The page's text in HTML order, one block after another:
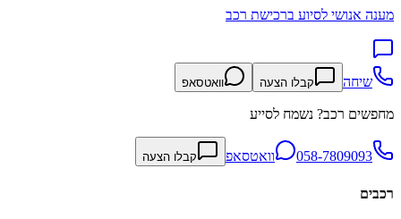
מענה אנושי לסיוע ברכישת רכב
שיחה קבלו הצעה וואטסאפ
מחפשים רכב? נשמח לסייע
058-7809093 וואטסאפ קבלו הצעה
רכבים